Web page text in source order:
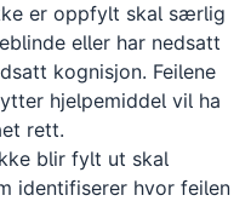
er oppfylt skal særlig
eller har nedsatt
kognisjon. Feilene
hjelpemiddel vil ha
rett.
blir fylt ut skal
identifiserer hvor feilen